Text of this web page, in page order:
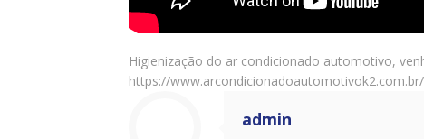
Higienização do ar condicionado automotivo,
https://
admin